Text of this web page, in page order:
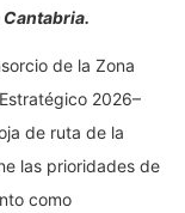
de la Zona
2026–
de ruta de la
las prioridades de
como